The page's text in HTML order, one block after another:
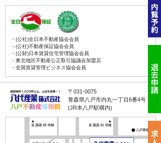
・(公社)全日本不動産協会会員
・(公社)不動産保証協会会員
・(公財)日本賃貸住宅管理協会会員
・東北地区不動産公正取引協議会加盟店
・全国賃貸管理ビジネス協会会員
〒031-0075
青森県八戸市内丸一丁目6番4号
(JR本八戸駅構内)